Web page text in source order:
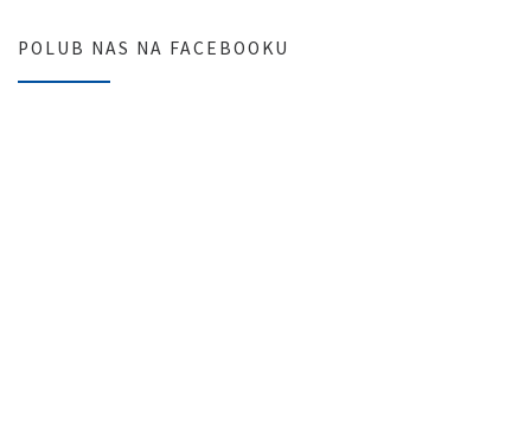
POLUB NAS NA FACEBOOKU